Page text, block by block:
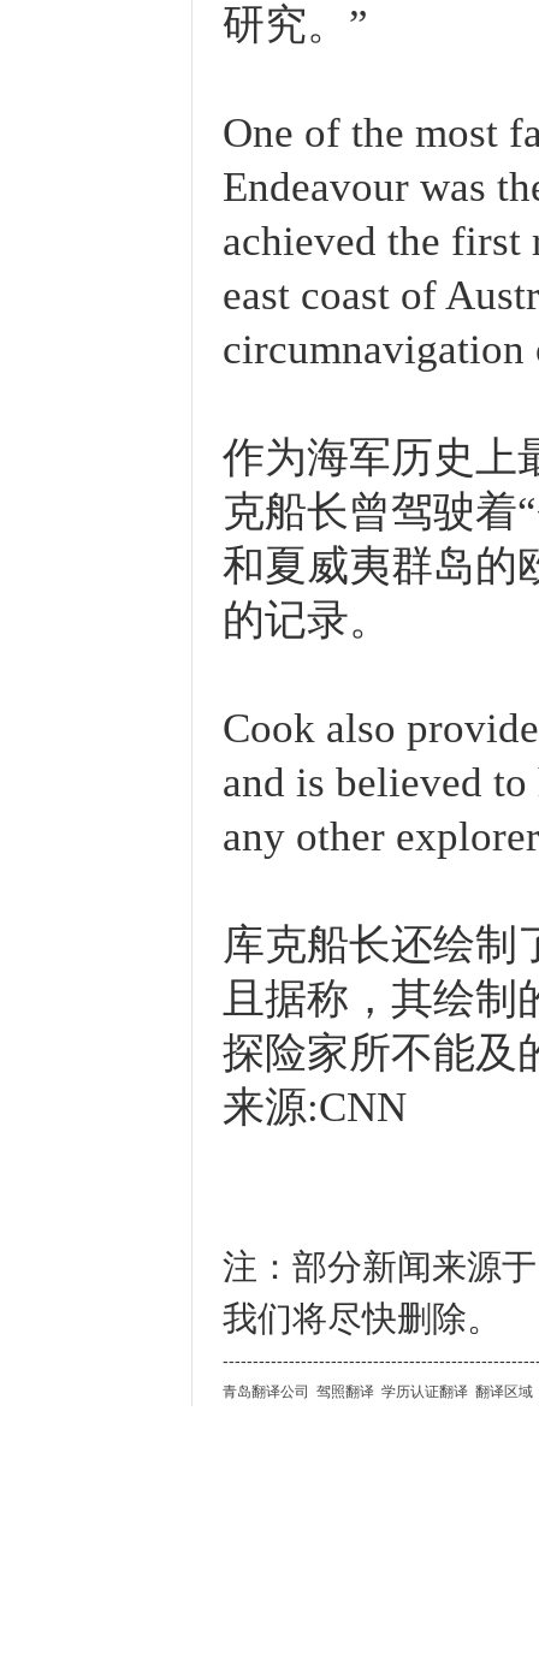
研究。”
One of the most
Endeavour was
achieved the first
east coast of
circumnavigation
作为海军历史上
克船长曾驾驶着
和夏威夷群岛的
的记录。
Cook also
and is believed
any other
库克船长还绘制
且据称，其绘制
探险家所不能及
来源:CNN
注：部分新闻来源
我们将尽快删除。
青岛翻译公司 驾照翻译 学历认证翻译 翻译区域